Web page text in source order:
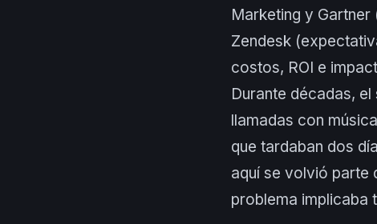
Marketing y
Zendesk
costos, ROI e
Durante décadas,
llamadas con
que tardaban dos
aquí se volvió parte
problema implicaba